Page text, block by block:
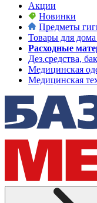
Акции
Новинки
Предметы
Товары для
Расходные
Дез.средства,
Медицинская
Медицинская